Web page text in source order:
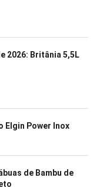
2026: Britânia 5,5L
Elgin Power Inox
de Bambu de